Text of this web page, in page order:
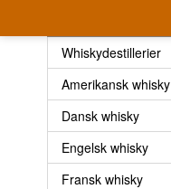
Whiskydestillerier
Amerikansk whisky
Dansk whisky
Engelsk whisky
Fransk whisky